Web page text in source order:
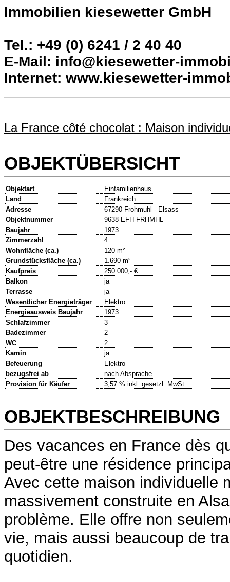
Immobilien kiesewetter GmbH
Tel.: +49 (0) 6241 / 2 40 40
E-Mail: info@kiesewetter-
Internet: www.kiesewetter-
La France côté chocolat : Maison
OBJEKTÜBERSICHT
Objektart
Einfamilienhaus
Land
Frankreich
Adresse
67290 Frohmuhl - Elsass
Objektnummer
9638-EFH-FRHMHL
Baujahr
1973
Zimmerzahl
4
Wohnfläche (ca.)
120 m²
Grundstücksfläche (ca.)
1.690 m²
Kaufpreis
250.000,- €
Balkon
ja
Terrasse
ja
Wesentlicher Energieträger
Elektro
Energieausweis Baujahr
1973
Schlafzimmer
3
Badezimmer
2
WC
2
Kamin
ja
Befeuerung
Elektro
bezugsfrei ab
nach Absprache
Provision für Käufer
3,57 % inkl. gesetzl. MwSt.
OBJEKTBESCHREIBUNG
Des vacances en France dès
peut-être une résidence
Avec cette maison individuelle
massivement construite en
problème. Elle offre non
vie, mais aussi beaucoup de
quotidien.